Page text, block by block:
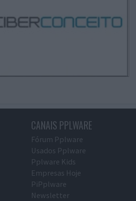
CANAIS PPLWARE
Fórum Pplware
Usados Pplware
Pplware Kids
Empresas Hoje
PiPplware
Newsletter